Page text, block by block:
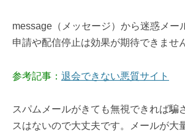
message（メッセージ）から迷惑メー
申請や配信停止は効果が期待できませ
参考記事： 退会できない悪質サイト
スパムメールがきても無視できれば騙
スはないので大丈夫です。メールが大